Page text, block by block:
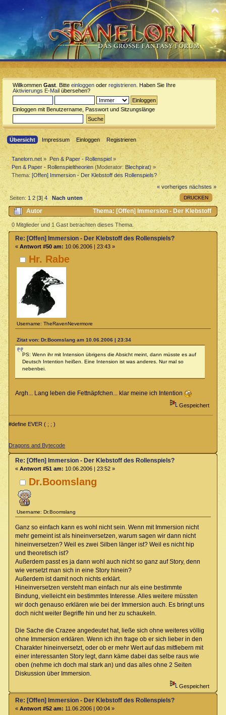
Willkommen Gast . Bitte einloggen oder registrieren . Haben Sie Ihre
Aktivierungs E-Mail übersehen?
Einloggen mit Benutzername, Passwort und Sitzungslänge
Übersicht Impressum Einloggen Registrieren
Tanelorn.net » Pen & Paper - Rollenspiel»
Pen & Paper - Rollenspieltheorien (Moderator:Blechpirat) »
Thema:[Offen] Immersion - Der Klebstoff des Rollenspiels?
« vorheriges nächstes »
DRUCKEN
Seiten:1 2 [3]4 Nach unten
Autor
Thema: [Offen] Immersion - Der Klebstoff
des Rollenspiels? (Gelesen 28425 mal)
0 Mitglieder und 1 Gast betrachten dieses Thema.
Hr. Rabe
Username: TheRavenNevermore
Re: [Offen] Immersion - Der Klebstoff des Rollenspiels?
« Antwort #50 am: 10.06.2006 | 23:43 »
Zitat von: Dr.Boomslang am 10.06.2006 | 23:34
PS: Wenn ihr mit Intension übrigens die Absicht meint, dann müsste es auf
Deutsch Intention heißen. Eine Intension ist was anderes. Nur mal so
nebenbei.
Argh... Lang leben die Fettnäpfchen... klar meine ich Intention
Gespeichert
#define EVER ( ; ; )
Dragons and Bytecode
Dr.Boomslang
Username: Dr.Boomslang
Re: [Offen] Immersion - Der Klebstoff des Rollenspiels?
« Antwort #51 am: 10.06.2006 | 23:52 »
Ganz so einfach kann es wohl nicht sein. Wenn mit Immersion nicht
mehr gemeint ist als hineinversetzen, warum sagen wir dann nicht
hineinversetzen? Weil es zwei Silben länger ist? Weil es nicht hip
und theoretisch ist?
Außerdem passt es ja dann wohl auch nicht so ganz auf Story, denn
wie versetzt man sich in eine Story hinein?
Außerdem ist damit noch nichts erklärt.
Hineinversetzen versteht man einfach nur als eine bestimmte
Bindung, vielleicht ein bestimmtes Interesse. Alles weitere müssten
wir doch genauso erklären wie bei der Immersion auch. Es bringt uns
doch nicht weiter Begriffe hin und her zu schaukeln.
Die Sache die Crazee angedeutet hat, ließe sich ohne weiteres völlig
ohne Immersion erklären. Wenn ich ihn frage ob er sich lieber in den
Charakter hineinversetzt, oder ob er mehr Wert auf das mitfiebern mit
einer interessanten Story legt, dann käme dabei das selbe raus wie
oben (nehme ich doch mal stark an) und das alles ohne 2 Seiten
Diskussion über Immersion.
Gespeichert
Re: [Offen] Immersion - Der Klebstoff des Rollenspiels?
« Antwort #52 am: 11.06.2006 | 00:04 »